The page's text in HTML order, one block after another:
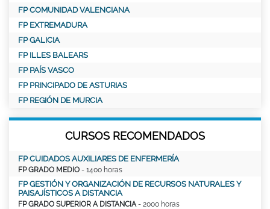
FP COMUNIDAD VALENCIANA
FP EXTREMADURA
FP GALICIA
FP ILLES BALEARS
FP PAÍS VASCO
FP PRINCIPADO DE ASTURIAS
FP REGIÓN DE MURCIA
CURSOS RECOMENDADOS
FP CUIDADOS AUXILIARES DE ENFERMERÍA
FP GRADO MEDIO - 1400 horas
FP GESTIÓN Y ORGANIZACIÓN DE RECURSOS NATURALES Y
PAISAJÍSTICOS A DISTANCIA
FP GRADO SUPERIOR A DISTANCIA - 2000 horas